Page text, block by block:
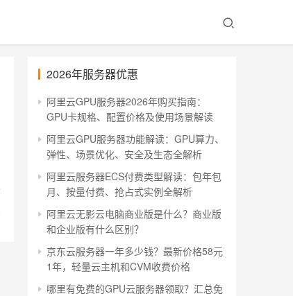
2026年服务器优惠
阿里云GPU服务器2026年购买指南：
GPU卡规格、配置价格及使用场景解读
阿里云GPU服务器功能解读：GPU算力、
弹性、场景优化、安全及生态全解析
阿里云服务器ECS付费类型解读：包年包
月、按量付费、抢占式实例全解析
阿里云无影云电脑商业版是什么？商业版
和企业版有什么区别？
京东云服务器一年多少钱？最新价格58元
1年，轻量云主机和CVM收费价格
哪里有免费的GPU云服务器领取？汇总免